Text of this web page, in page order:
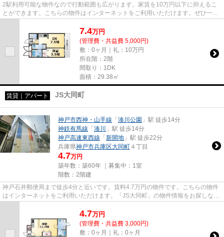
2駅利用可能な物件なので行動範囲も広がります。家賃を10万円以下に抑えるこ
とができます。こちらの物件はインターネットをご利用いただけます。ぜひ一度
7.4万円
(管理費・共益費 5,000円)
敷：0ヶ月｜礼：10万円
所在階：2階
間取り：1DK
面積：29.38㎡
賃貸｜アパート JS大同町
神戸市西神・山手線 「 湊川公園 」駅 徒歩14分
神鉄有馬線 「 湊川
」駅 徒歩14分
神戸高速東西線 「 新開地 」駅 徒歩22分
兵庫県神戸市兵庫区大同町 ４丁目
4.7万円
築年数：築60年 ｜募集中： 1室
階数：2階建
神戸石井郵便局まで徒歩4分と近いです。賃料4.7万円の物件です。こちらの物件
はインターネットをご利用いただけます。「JS大同町」の物件情報をお探しなら
4.7万円
(管理費・共益費 3,000円)
敷：0ヶ月｜礼：0ヶ月